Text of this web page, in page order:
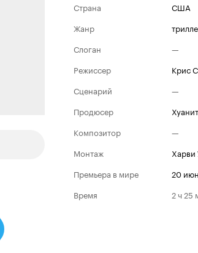
Страна
США
Жанр
Слоган
—
Режиссер
Крис
Сценарий
—
Продюсер
Композитор
—
Монтаж
Харви
Премьера в мире
20
Время
2 ч 25